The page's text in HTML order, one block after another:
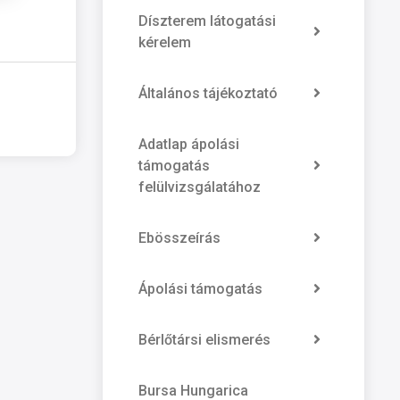
Díszterem látogatási
kérelem
Általános tájékoztató
Adatlap ápolási
támogatás
felülvizsgálatához
Ebösszeírás
Ápolási támogatás
Bérlőtársi elismerés
Bursa Hungarica